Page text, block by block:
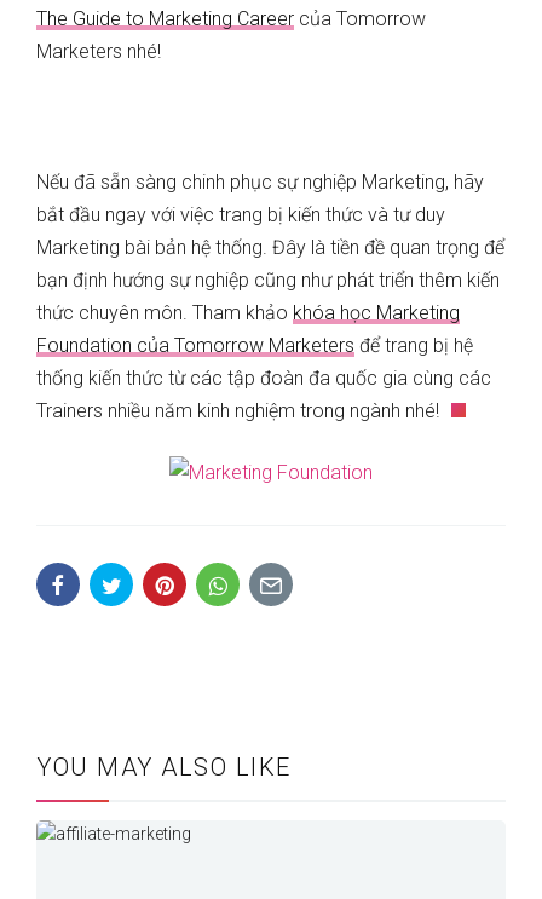
The Guide to Marketing Career của Tomorrow
Marketers nhé!
Nếu đã sẵn sàng chinh phục sự nghiệp Marketing, hãy
bắt đầu ngay với việc trang bị kiến thức và tư duy
Marketing bài bản hệ thống. Đây là tiền đề quan trọng để
bạn định hướng sự nghiệp cũng như phát triển thêm kiến
thức chuyên môn. Tham khảo khóa học Marketing
Foundation của Tomorrow Marketers để trang bị hệ
thống kiến thức từ các tập đoàn đa quốc gia cùng các
Trainers nhiều năm kinh nghiệm trong ngành nhé!
YOU MAY ALSO LIKE